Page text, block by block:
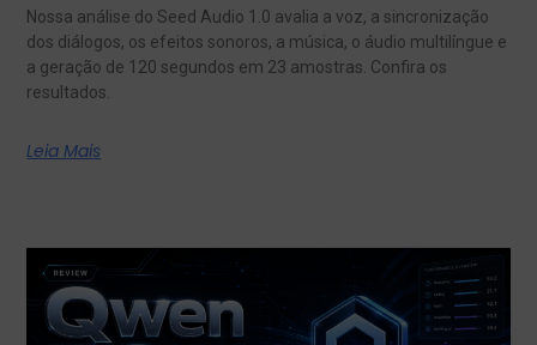
Nossa análise do Seed Audio 1.0 avalia a voz, a sincronização
dos diálogos, os efeitos sonoros, a música, o áudio multilíngue e
a geração de 120 segundos em 23 amostras. Confira os
resultados.
Leia Mais